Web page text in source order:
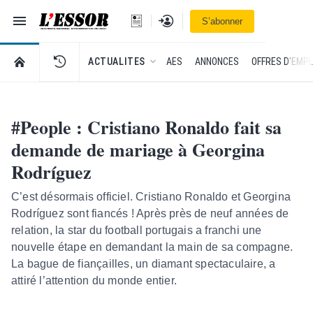
Navigation
L'Essor - retour à la une
Se connecterS’abonner
RETOUR À LA PAGE D’ACCUEIL DE L'ESSOR
ACTUALITES AES ANNONCES OFFRES
#People : Cristiano Ronaldo fait sa
demande de mariage à Georgina
Rodríguez
C’est désormais officiel. Cristiano Ronaldo et Georgina
Rodríguez sont fiancés ! Après près de neuf années de
relation, la star du football portugais a franchi une
nouvelle étape en demandant la main de sa compagne.
La bague de fiançailles, un diamant spectaculaire, a
attiré l’attention du monde entier.